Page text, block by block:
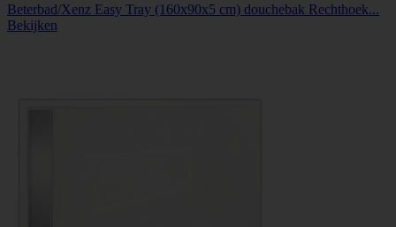
Beterbad/Xenz Easy Tray (160x90x5 cm) douchebak Rechthoek...
Bekijken